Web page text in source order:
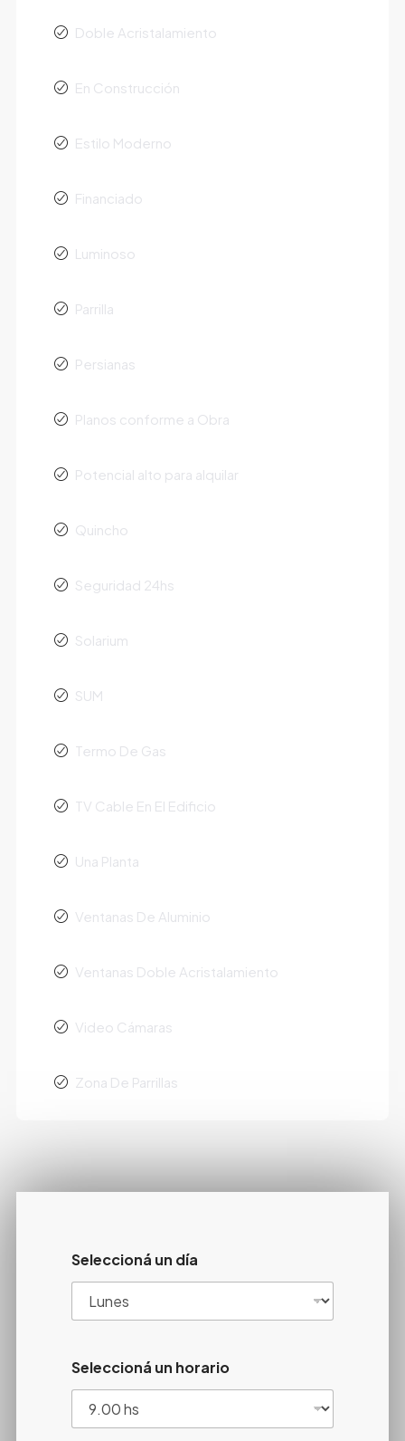
Doble Acristalamiento
En Construcción
Estilo Moderno
Financiado
Luminoso
Parrilla
Persianas
Planos conforme a Obra
Potencial alto para alquilar
Quincho
Seguridad 24hs
Solarium
SUM
Termo De Gas
TV Cable En El Edificio
Una Planta
Ventanas De Aluminio
Ventanas Doble Acristalamiento
Video Cámaras
Zona De Parrillas
Seleccioná un día
Seleccioná un horario